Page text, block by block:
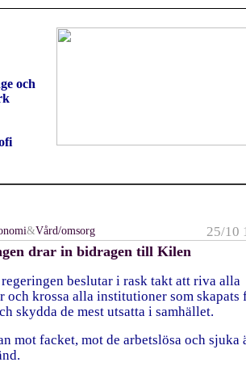
och
&Vård/omsorg 25/10
drar in bidragen till Kilen
beslutar i rask takt att riva alla
och krossa alla institutioner som skapats
skydda de mest utsatta i samhället.
mot facket, mot de arbetslösa och sjuka